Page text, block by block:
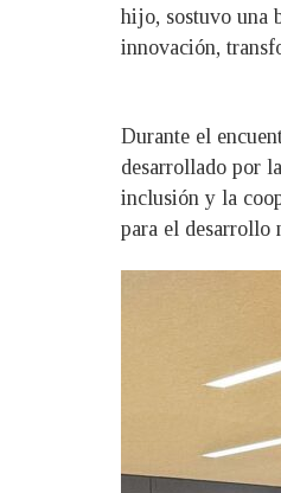
hijo, sostuvo una
innovación,
Durante el
desarrollado por
inclusión y la
para el desarrollo